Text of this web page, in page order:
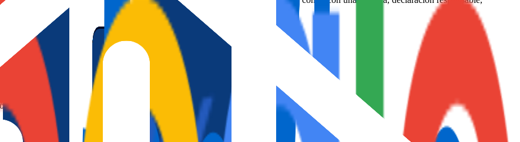
la vivienda antes de publicarla.
+